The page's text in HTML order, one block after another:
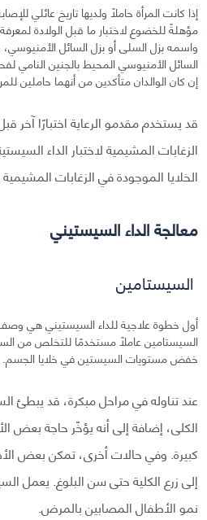
إذا كانت المرأة حاملًا ولديها تاريخ عائلي
مؤهلةً للخضوع لاختبار ما قبل الولادة
واسمه بزل السلى أو بزل السائل
السائل الأمنيوسي المحيط بالجنين
إن كان الوالدان متأكدين من أنهما حاملين
قد يستخدم مقدمو الرعاية اختبارًا
الزغابات المشيمية لاختبار الداء
الخلايا الموجودة في الزغابات
معالجة الداء السيستيني
السيستامين
أول خطوة علاجية للداء السيستيني هي
السيستامين عاملًا مستخدمًا للتخلص من
خفض مستويات السيستين في خلايا الجسم.
عند تناوله في مراحل مبكرة، قد يبطئ
الكلى، إضافة إلى أنه يؤخّر حاجة بعض
كبيرة. وفي حالات أخرى، تمكن بعض
إلى زرع الكلية حتى سن البلوغ. يعمل
نمو الأطفال المصابين بالمرض.